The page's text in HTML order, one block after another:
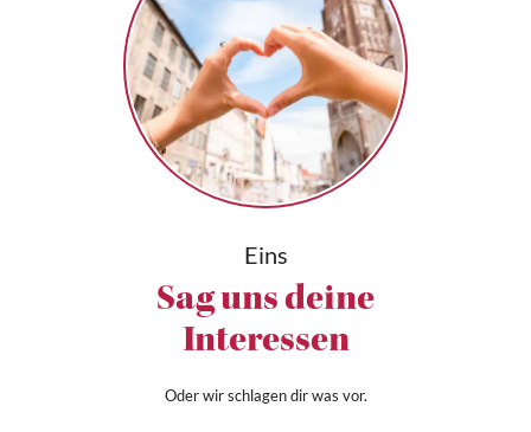
Eins
Sag uns deine
Interessen
Oder wir schlagen dir was vor.